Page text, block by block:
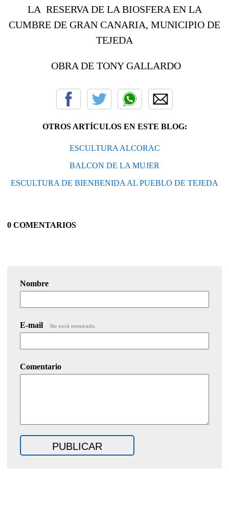
LA RESERVA DE LA BIOSFERA EN LA
CUMBRE DE GRAN CANARIA, MUNICIPIO DE
TEJEDA
OBRA DE TONY GALLARDO
OTROS ARTÍCULOS EN ESTE BLOG:
ESCULTURA ALCORAC
BALCON DE LA MUJER
ESCULTURA DE BIENBENIDA AL PUEBLO DE TEJEDA
0 COMENTARIOS
Nombre
E-mail No será mostrado.
Comentario